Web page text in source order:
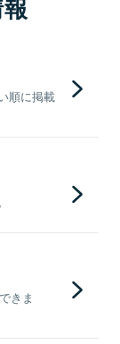
順に掲載
きま